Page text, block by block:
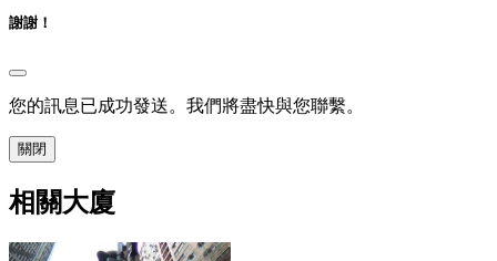
謝謝！
您的訊息已成功發送。我們將盡快與您聯繫。
關閉
相關大廈